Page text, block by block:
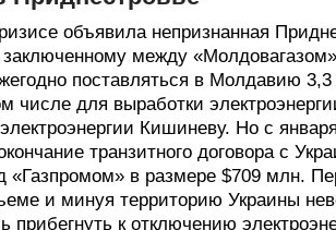
объявила непризнанная
между
поставляться в Молдавию
числе для выработки
Кишиневу. Но с
транзитного договора с
«Газпромом» в размере $709 млн.
и минуя территорию Украины
прибегнуть к отключению